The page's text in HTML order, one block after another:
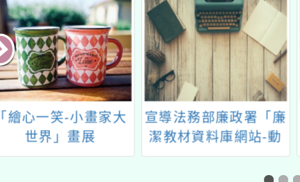
「繪心一笑-小畫家大
世界」畫展
宣導法務部廉政署「廉
潔教材資料庫網站-動
畫介紹影片」